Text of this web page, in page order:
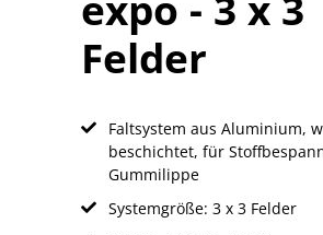
Felder
Faltsystem aus Aluminium,
beschichtet, für
Gummilippe
Systemgröße: 3 x 3 Felder